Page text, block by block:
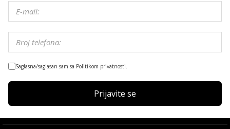
Saglasna/saglasan sam sa Politikom privatnosti.
Prijavite se